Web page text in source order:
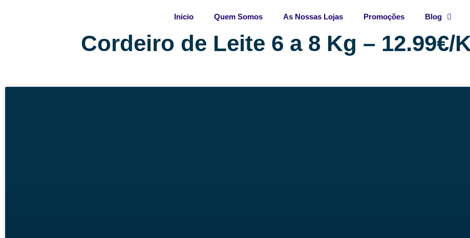
Inicio Quem Somos As Nossas Lojas Promoções Blog
Cordeiro de Leite 6 a 8 Kg – 12.99€/